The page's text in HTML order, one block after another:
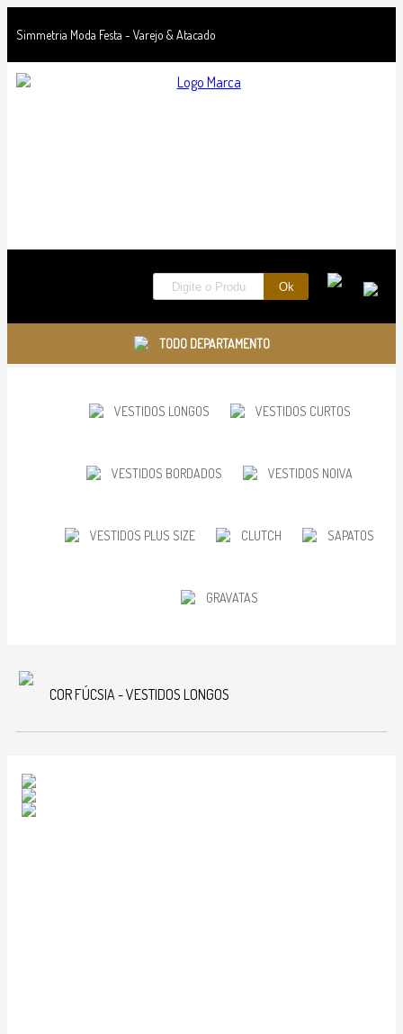
Simmetria Moda Festa - Varejo & Atacado
TODO DEPARTAMENTO
VESTIDOS LONGOS VESTIDOS CURTOS
VESTIDOS BORDADOS VESTIDOS NOIVA
VESTIDOS PLUS SIZE CLUTCH SAPATOS
GRAVATAS
COR FÚCSIA - VESTIDOS LONGOS